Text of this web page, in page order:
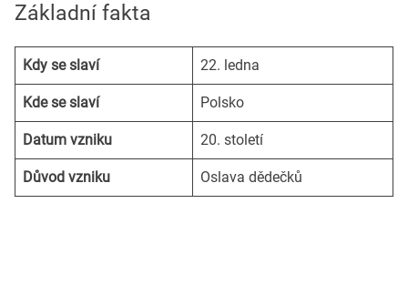
Základní fakta
Kdy se slaví 22. ledna
Kde se slaví Polsko
Datum vzniku 20. století
Důvod vzniku Oslava dědečků